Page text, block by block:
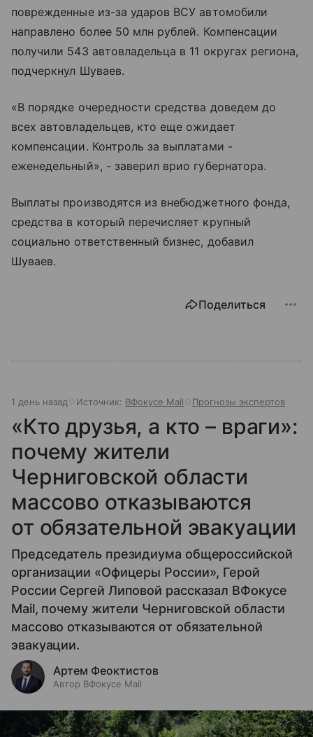
поврежденные из-за ударов ВСУ автомобили
направлено более 50 млн рублей. Компенсации
получили 543 автовладельца в 11 округах региона,
подчеркнул Шуваев.
«В порядке очередности средства доведем до
всех автовладельцев, кто еще ожидает
компенсации. Контроль за выплатами -
еженедельный», - заверил врио губернатора.
Выплаты производятся из внебюджетного фонда,
средства в который перечисляет крупный
социально ответственный бизнес, добавил
Шуваев.
Поделиться
1 день назад Источник: ВФокусе Mail Прогнозы экспертов
«Кто друзья, а кто – враги»:
почему жители
Черниговской области
массово отказываются
от обязательной эвакуации
Председатель президиума общероссийской
организации «Офицеры России», Герой
России Сергей Липовой рассказал ВФокусе
Mail, почему жители Черниговской области
массово отказываются от обязательной
эвакуации.
Артем Феоктистов
Автор ВФокусе Mail